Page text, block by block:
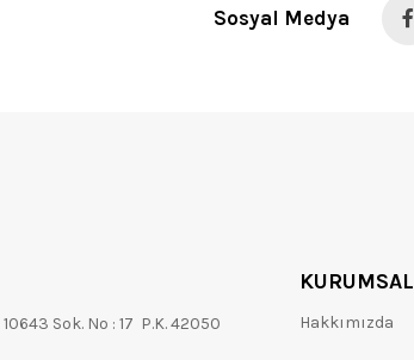
Sosyal Medya
Sok. No : 17 P.K. 42050
KURUMSAL
Hakkımızda